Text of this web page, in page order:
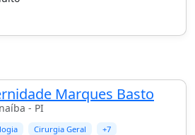
Marques Basto
- PI
Cirurgia Geral
+7